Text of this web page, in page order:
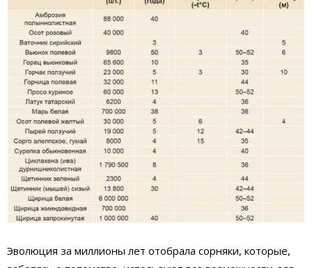
Эволюция за миллионы лет отобрала сорняки, которые,